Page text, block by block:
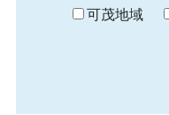
り可茂地域